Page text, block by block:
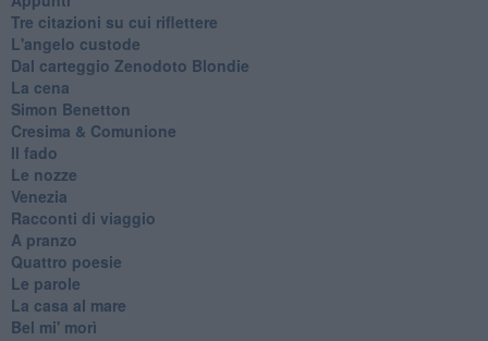
Tre citazioni su cui riflettere
L'angelo custode
Dal carteggio Zenodoto Blondie
La cena
Simon Benetton
Cresima & Comunione
Il fado
Le nozze
Venezia
Racconti di viaggio
A pranzo
Quattro poesie
Le parole
La casa al mare
Bel mi' morì